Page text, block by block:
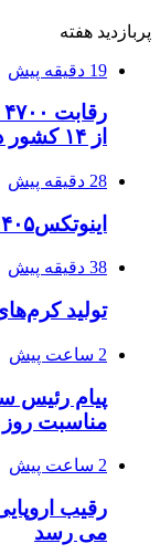
پربازدید هفته
19 دقیقه پیش
از ۱۴ کشور دنیا
28 دقیقه پیش
اینوتکس۱۴۰۵ با هویت جدید برگزار می‌شود
38 دقیقه پیش
تولید
2 ساعت پیش
پیام رئیس
مناسبت روز
2 ساعت پیش
رقیب
می رسد